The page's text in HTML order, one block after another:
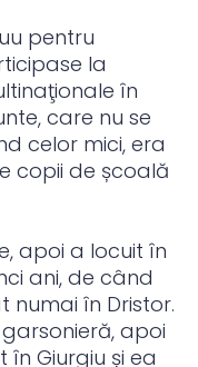
pentru
la
în
care nu se
celor mici, era
copii de școală
apoi a locuit în
ani, de când
numai în Dristor.
apoi
în Giurgiu și ea